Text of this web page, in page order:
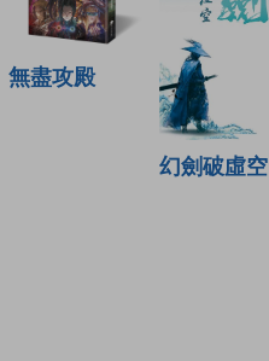
無盡攻殿
幻劍破虛空